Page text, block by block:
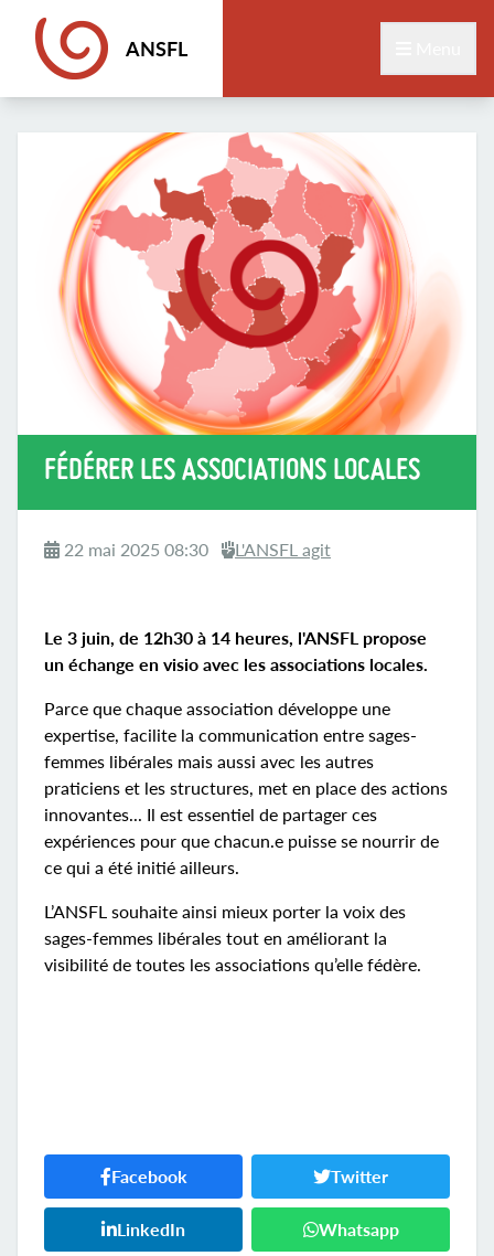
ANSFL
FÉDÉRER LES ASSOCIATIONS LOCALES
22 mai 2025 08:30 L'ANSFL agit
Le 3 juin, de 12h30 à 14 heures, l'ANSFL propose
un échange en visio avec les associations locales.
Parce que chaque association développe une
expertise, facilite la communication entre sages-
femmes libérales mais aussi avec les autres
praticiens et les structures, met en place des actions
innovantes... Il est essentiel de partager ces
expériences pour que chacun.e puisse se nourrir de
ce qui a été initié ailleurs.
L’ANSFL souhaite ainsi mieux porter la voix des
sages-femmes libérales tout en améliorant la
visibilité de toutes les associations qu’elle fédère.
Facebook Twitter
LinkedIn Whatsapp